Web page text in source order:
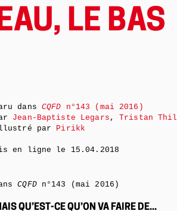
LE BAS
dans CQFD n°143 (mai 2016)
Jean-Baptiste Legars ,Tristan Thil
par Pirikk
en ligne le 15.04.2018
CQFDn°143 (mai 2016)
QU’EST-CE QU’ON VA FAIRE DE...